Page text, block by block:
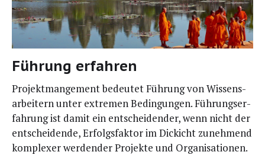
Führung erfahren
Pro­jekt­man­ge­ment bedeu­tet Füh­rung von Wis­sens­
ar­bei­tern unter extre­men Bedin­gun­gen. Füh­rungs­er­
fah­rung ist damit ein ent­schei­den­der, wenn nicht der
ent­schei­den­de, Erfolgs­fak­tor im Dickicht zuneh­mend
kom­ple­xer wer­den­der Pro­jek­te und Orga­ni­sa­tio­nen.